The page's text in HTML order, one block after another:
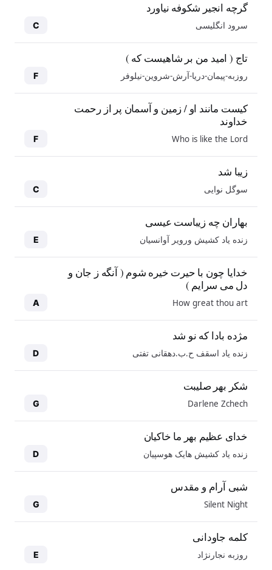
گرچه انجیر شکوفه نیاورد
سرود انگلیسی C
تاج ( امید من بر شاهیست که )
روزبه-پیمان-دریا-آرش-شروین-نیلوفر F
کیست مانند او / زمین و آسمان پر از رحمت
خداوند
Who is like the Lord
F
زیبا شد
سوگل نوایی C
بهاران چه زیباست عیسی
زنده یاد کشیش ورویر آوانسیان E
خدایا چون با حیرت خیره شوم ( آنگه ز جان و
دل می سرایم )
How great thou art
A
مژده بادا که نو شد
زنده یاد اسقف ح.ب.دهقانی تفتی D
شکر بهر صلیبت
Darlene Zchech
G
خدای عظیم بهر ما خاکیان
زنده یاد کشیش هایک هوسپیان D
شبی آرام و مقدس
Silent Night
G
کلمه جاودانی
روزبه نجارنژاد E